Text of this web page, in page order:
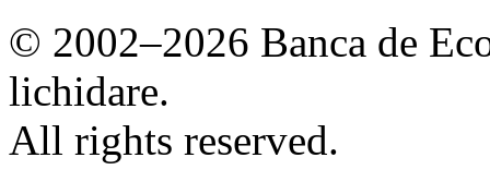
© 2002–2026 Banca de
lichidare.
All rights reserved.